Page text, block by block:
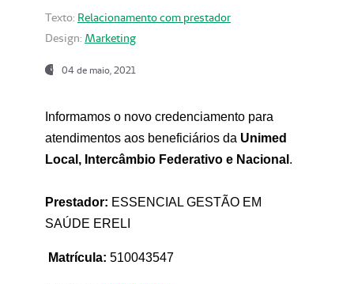
Texto: Relacionamento com prestador
Design: Marketing
04 de maio, 2021
Informamos o novo credenciamento para
atendimentos aos beneficiários da Unimed
Local, Intercâmbio Federativo e Nacional .
Prestador: ESSENCIAL GESTÃO EM
SAÚDE ERELI
Matrícula: 510043547